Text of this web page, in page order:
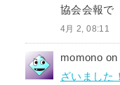
協会会報で
4月 2, 08:11
momono on
ざいました！